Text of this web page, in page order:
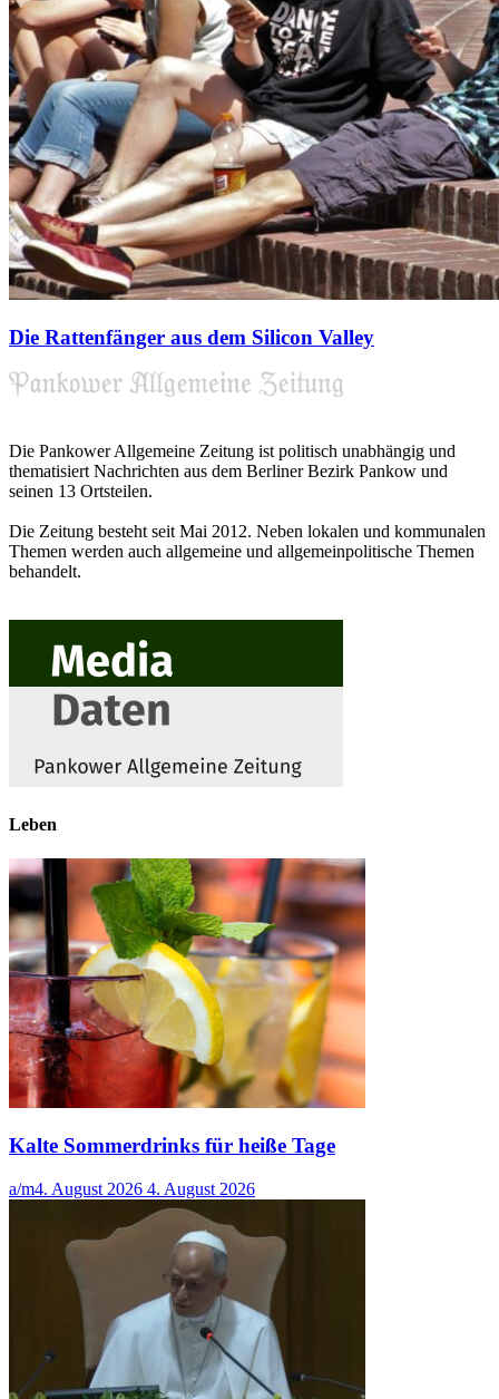
Die Rattenfänger aus dem Silicon Valley
Die Pankower Allgemeine Zeitung ist politisch unabhängig und
thematisiert Nachrichten aus dem Berliner Bezirk Pankow und
seinen 13 Ortsteilen.
Die Zeitung besteht seit Mai 2012. Neben lokalen und kommunalen
Themen werden auch allgemeine und allgemeinpolitische Themen
behandelt.
Leben
Kalte Sommerdrinks für heiße Tage
a/m4. August 2026 4. August 2026